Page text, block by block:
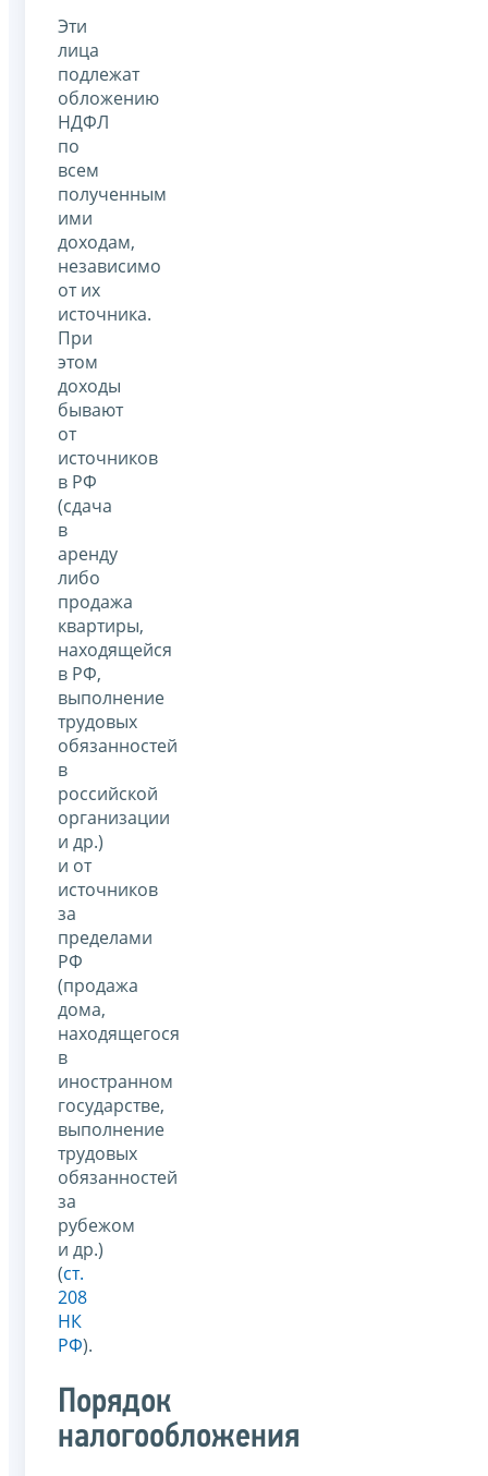
Эти
лица
подлежат
обложению
НДФЛ
по
всем
полученным
ими
доходам,
независимо
от их
источника.
При
этом
доходы
бывают
от
источников
в РФ
(сдача
в
аренду
либо
продажа
квартиры,
находящейся
в РФ,
выполнение
трудовых
обязанностей
в
российской
организации
и др.)
и от
источников
за
пределами
РФ
(продажа
дома,
находящегося
в
иностранном
государстве,
выполнение
трудовых
обязанностей
за
рубежом
и др.)
(ст.
208
НК
РФ).
Порядок
налогообложения